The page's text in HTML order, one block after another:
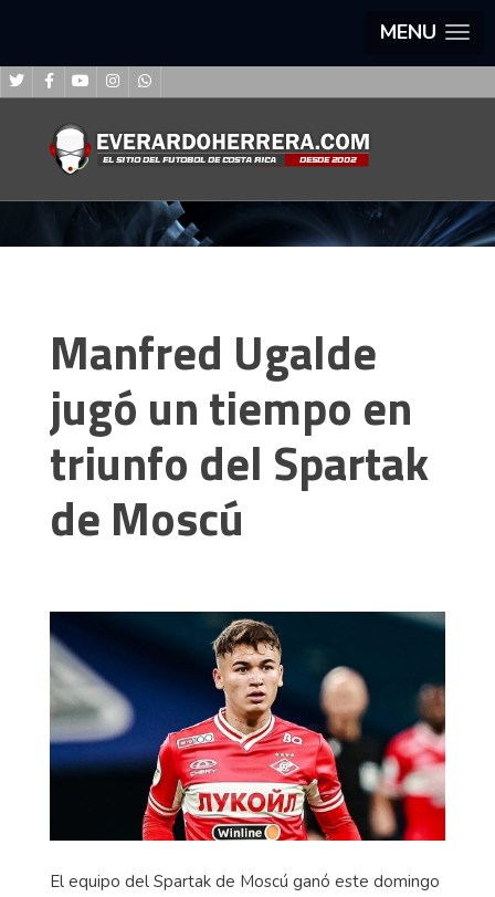
MENU
Manfred Ugalde
jugó un tiempo en
triunfo del Spartak
de Moscú
El equipo del Spartak de Moscú ganó este domingo